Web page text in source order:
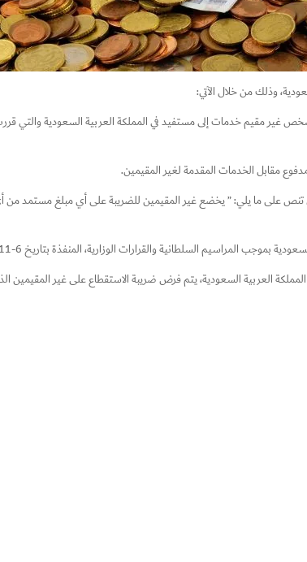
وذلك من خلال الآتي:
مقيم خدمات إلى مستفيد في المملكة العربية السعودية والتي قررت
مقابل الخدمات المقدمة لغير المقيمين.
المقتطعة مع نظام ضريبة الدخل، ولا سيما المادة 63 منه التي تنص على ما يلي: ” يخضع غير المقيمين
المراسيم السلطانية والقرارات الوزارية، المنفذة بتاريخ 6-11-1425هـ.
العربية السعودية، يتم فرض ضريبة الاستقطاع على غير المقيمين